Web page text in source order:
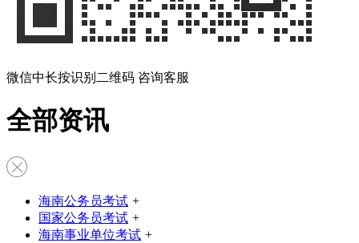
微信中长按识别二维码 咨询客服
全部资讯
海南公务员考试 +
国家公务员考试 +
海南事业单位考试 +